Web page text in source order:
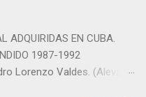
ADQUIRIDAS EN CUBA.
1987-1992
Lorenzo Valdes. (Aleval)